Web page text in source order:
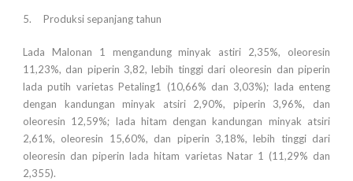
5. Produksi sepanjang tahun
Lada Malonan 1 mengandung minyak astiri 2,35%, oleoresin
11,23%, dan piperin 3,82, lebih tinggi dari oleoresin dan piperin
lada putih varietas Petaling1 (10,66% dan 3,03%); lada enteng
dengan kandungan minyak atsiri 2,90%, piperin 3,96%, dan
oleoresin 12,59%; lada hitam dengan kandungan minyak atsiri
2,61%, oleoresin 15,60%, dan piperin 3,18%, lebih tinggi dari
oleoresin dan piperin lada hitam varietas Natar 1 (11,29% dan
2,355).